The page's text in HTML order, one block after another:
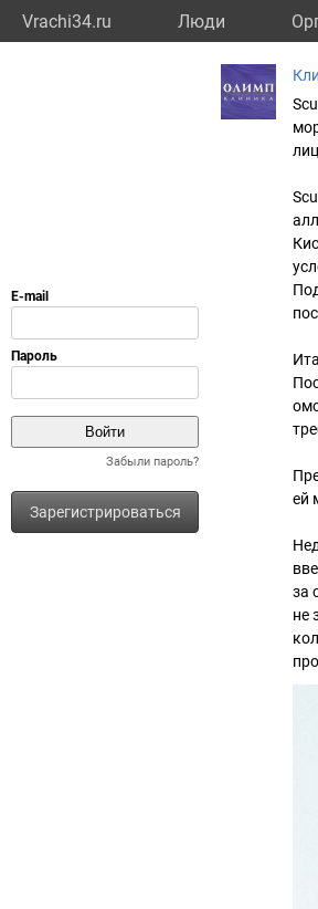
Vrachi34.ru Люди
Забыли пароль?
Зарегистрироваться
ей
за
не